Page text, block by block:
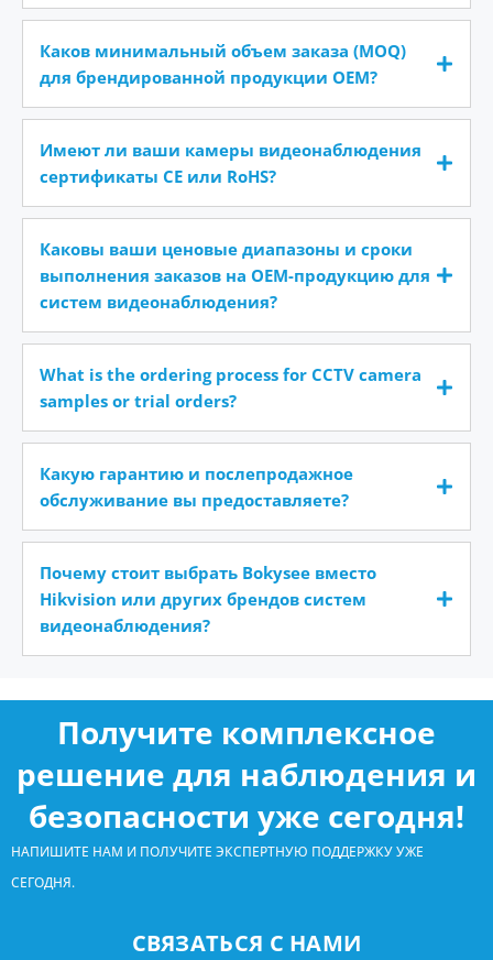
Каков минимальный объем заказа (MOQ)
для брендированной продукции OEM?
Имеют ли ваши камеры видеонаблюдения
сертификаты CE или RoHS?
Каковы ваши ценовые диапазоны и сроки
выполнения заказов на OEM-продукцию для
систем видеонаблюдения?
What is the ordering process for CCTV camera
samples or trial orders?
Какую гарантию и послепродажное
обслуживание вы предоставляете?
Почему стоит выбрать Bokysee вместо
Hikvision или других брендов систем
видеонаблюдения?
Получите комплексное
решение для наблюдения и
безопасности уже сегодня!
НАПИШИТЕ НАМ И ПОЛУЧИТЕ ЭКСПЕРТНУЮ ПОДДЕРЖКУ УЖЕ
СЕГОДНЯ.
СВЯЗАТЬСЯ С НАМИ